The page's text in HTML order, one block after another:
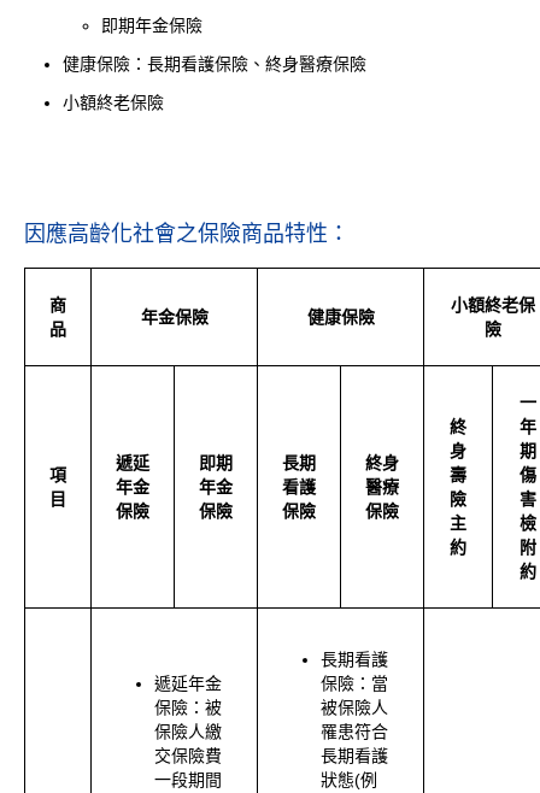
即期年金保險
健康保險：長期看護保險、終身醫療保險
小額終老保險
因應高齡化社會之保險商品特性：
商
品
年金保險 健康保險
小額終老保
險
項
目
遞延
年金
保險
即期
年金
保險
長期
看護
保險
終身
醫療
保險
終
身
壽
險
主
約
一
年
期
傷
害
檢
附
約
遞延年金
保險：被
保險人繳
交保險費
一段期間
長期看護
保險：當
被保險人
罹患符合
長期看護
狀態(例